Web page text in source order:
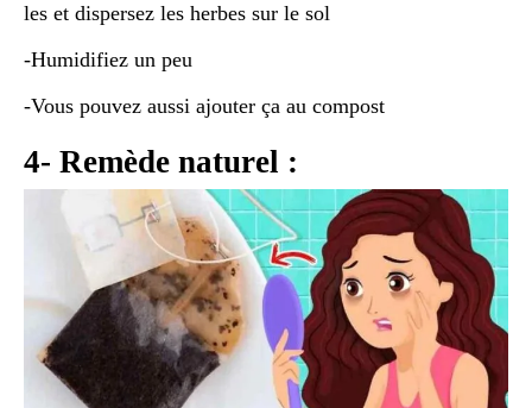
les et dispersez les herbes sur le sol
-Humidifiez un peu
-Vous pouvez aussi ajouter ça au compost
4- Remède naturel :